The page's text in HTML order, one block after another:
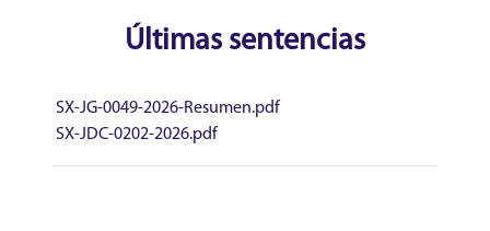
Últimas sentencias
SX-JG-0049-2026-Resumen.pdf
SX-JDC-0202-2026.pdf